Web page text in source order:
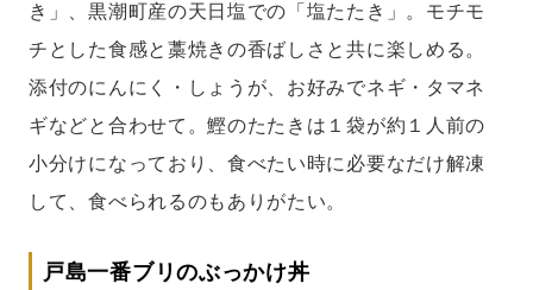
き」、黒潮町産の天日塩での「塩たたき」。モチモ
チとした食感と藁焼きの香ばしさと共に楽しめる。
添付のにんにく・しょうが、お好みでネギ・タマネ
ギなどと合わせて。鰹のたたきは１袋が約１人前の
小分けになっており、食べたい時に必要なだけ解凍
して、食べられるのもありがたい。
戸島一番ブリのぶっかけ丼